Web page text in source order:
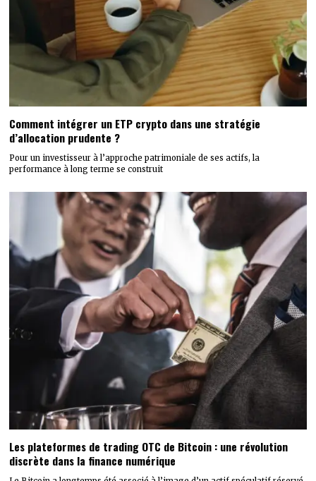
Comment intégrer un ETP crypto dans une stratégie
d’allocation prudente ?
Pour un investisseur à l’approche patrimoniale de ses actifs, la
performance à long terme se construit
Les plateformes de trading OTC de Bitcoin : une révolution
discrète dans la finance numérique